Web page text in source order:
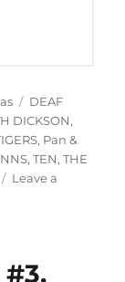
Tags
DEAF
DICKSON,
, Pan &
,TEN,THE
Leave a
#3.